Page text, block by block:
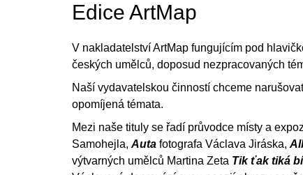
Edice ArtMap
V nakladatelství ArtMap fungujícím pod
českých umělců, doposud nezpracovaných
Naší vydavatelskou činností chceme
opomíjená témata.
Mezi naše tituly se řadí průvodce místy a
Samohejla, Auta fotografa Václava Jiráska,
výtvarných umělců Martina Zeta Tik ťak tiká
JMÉNO
380 Kč